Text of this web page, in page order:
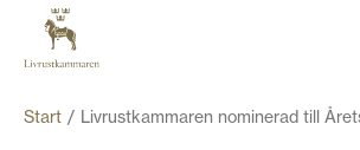
Start Livrustkammaren nominerad till